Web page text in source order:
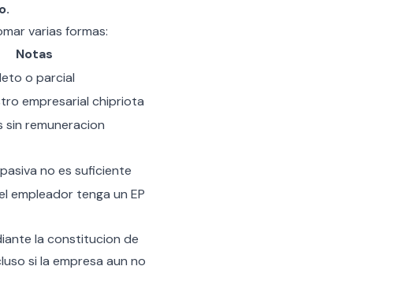
varias formas:
Notas
o parcial
empresarial chipriota
sin remuneracion
no es suficiente
empleador tenga un EP
la constitucion de
si la empresa aun no